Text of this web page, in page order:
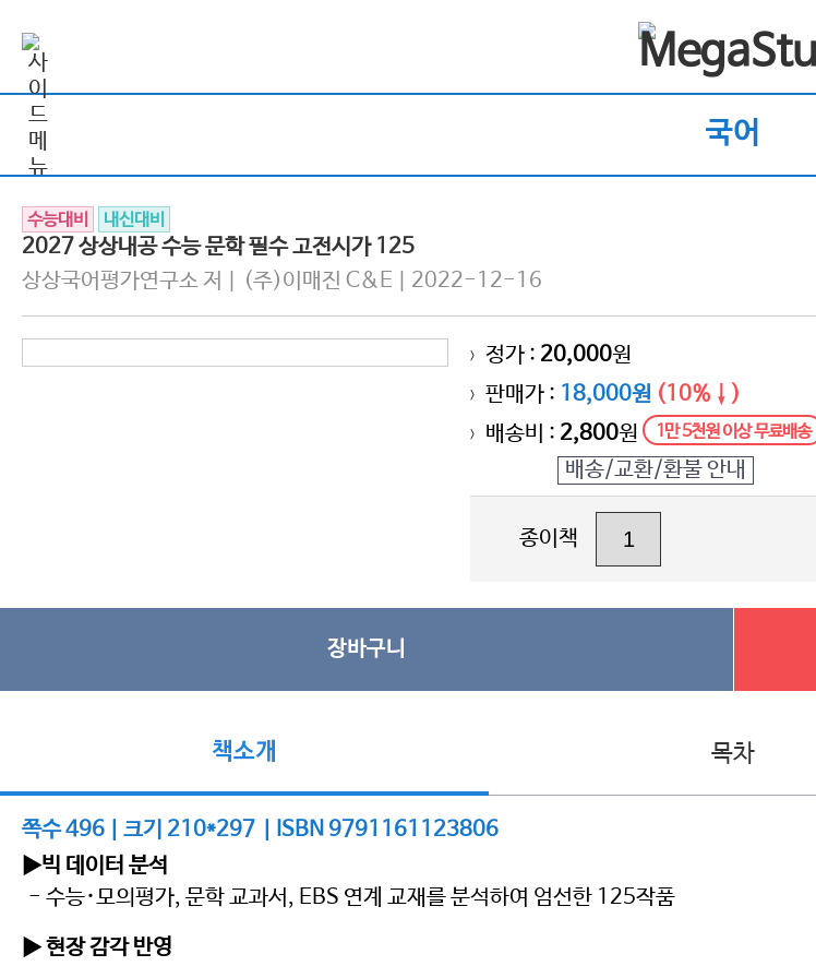
국어
수능대비 내신대비
2027 상상내공 수능 문학 필수 고전시가 125
상상국어평가연구소 저 | (주)이매진 C&E | 2022-12-16
> 정가 : 20,000원
> 판매가 : 18,000원 (10%↓)
> 배송비 : 2,800원 1만 5천원 이상 무료배송
배송/교환/환불 안내
종이책
장바구니
책소개 목차
쪽수 496 | 크기 210*297 | ISBN 9791161123806
▶빅 데이터 분석
- 수능･모의평가, 문학 교과서, EBS 연계 교재를 분석하여 엄선한 125작품
▶ 현장 감각 반영